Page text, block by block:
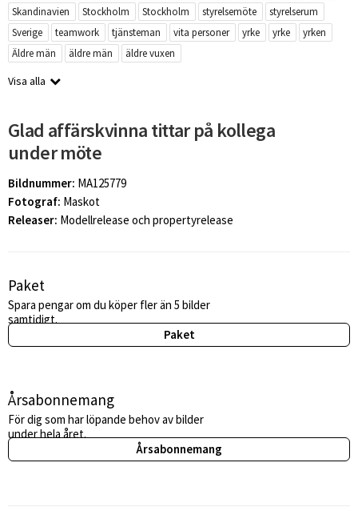
Skandinavien
Stockholm Stockholm styrelsemöte
styrelserum
Sverige
teamwork tjänsteman vita personer yrke yrke
yrken
Äldre män
äldre män äldre vuxen
Visa alla
Glad affärskvinna tittar på kollega
under möte
Bildnummer: MA125779
Fotograf: Maskot
Releaser: Modellrelease och propertyrelease
Paket
Spara pengar om du köper fler än 5 bilder
samtidigt.
Paket
Årsabonnemang
För dig som har löpande behov av bilder
under hela året.
Årsabonnemang